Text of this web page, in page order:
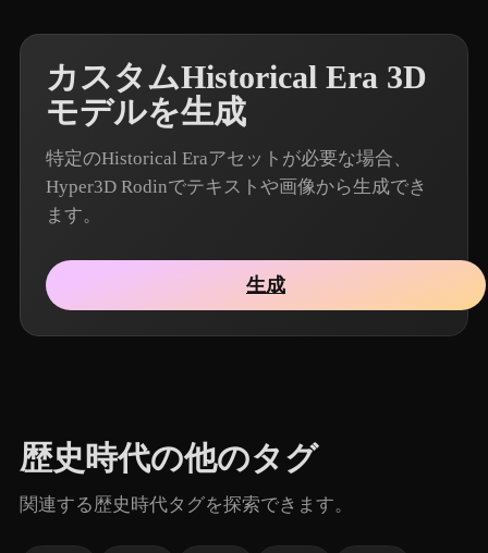
カスタムHistorical Era 3D
モデルを生成
特定のHistorical Eraアセットが必要な場合、
Hyper3D Rodinでテキストや画像から生成でき
ます。
生成
歴史時代の他のタグ
関連する歴史時代タグを探索できます。